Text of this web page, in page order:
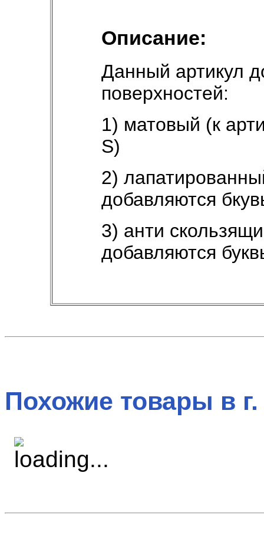
Описание:
Данный артикул
поверхностей:
1) матовый (к
S)
2)
добавляются
3) анти
добавляются
Похожие товары в